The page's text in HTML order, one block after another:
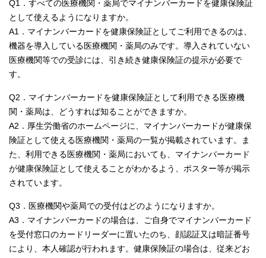
Q1．すべての医療機関・薬局でマイナンバーカードを健康保険証
として使えるようになりますか。
A1．マイナンバーカードを健康保険証としてご利用できるのは、
機器を導入している医療機関・薬局のみです。導入されていない
医療機関等での受診には、引き続き健康保険証の提示が必要で
す。
Q2．マイナンバーカードを健康保険証として利用できる医療機
関・薬局は、どうすれば知ることができますか。
A2．厚生労働省のホームページに、マイナンバーカードが健康保
険証として使える医療機関・薬局の一覧が掲載されています。ま
た、利用できる医療機関・薬局においても、マイナンバーカード
が健康保険証として使えることがわかるよう、ポスター等が掲示
されています。
Q3．医療機関や薬局での受付はどのようになりますか。
A3．マイナンバーカードの場合は、ご自身でマイナンバーカード
を受付窓口のカードリーダーに置いたのち、顔認証又は暗証番号
により、本人確認が行われます。健康保険証の場合は、従来どお